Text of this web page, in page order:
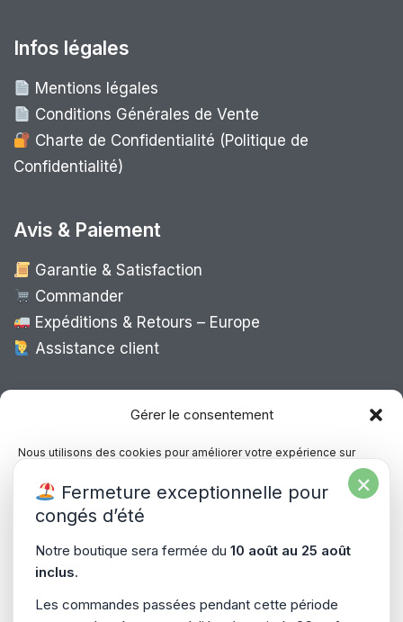
Gérer le consentement
Nous utilisons des cookies pour améliorer votre expérience sur
notre site, analyser le trafic et proposer des contenus personnalisés.
Vous pouvez accepter, refuser ou gérer vos préférences à tout
moment.
Gérer les services
Infos légales
Mentions légales
Conditions Générales de Vente
Charte de Confidentialité (Politique de
Confidentialité)
Avis & Paiement
Garantie & Satisfaction
Commander
Expéditions & Retours – Europe
Assistance client
Expédition Europe
Livraison rapide dans toute l’Europe via
“ Mondial Relay
×
Fermeture exceptionnelle pour
congés d’été
Notre boutique sera fermée du 10 août au 25 août
inclus.
Les commandes passées pendant cette période